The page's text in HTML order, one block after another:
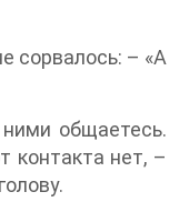
сорвалось: – «А
общаетесь.
контакта нет, –